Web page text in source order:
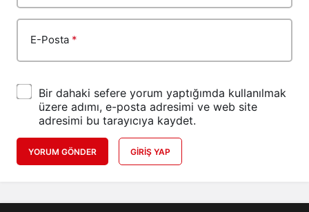
E-Posta *
Bir dahaki sefere yorum yaptığımda kullanılmak
üzere adımı, e-posta adresimi ve web site
adresimi bu tarayıcıya kaydet.
YORUM GÖNDER GIRIŞ YAP